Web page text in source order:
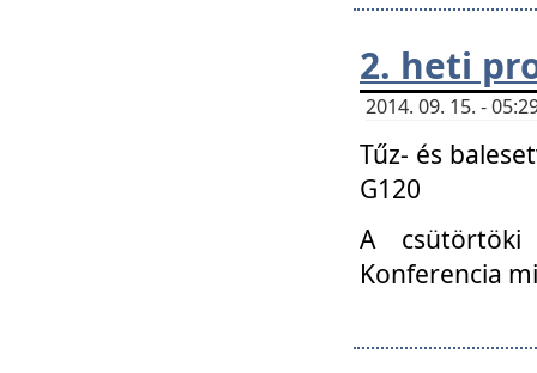
2. heti
2014. 09. 15. -
Tűz- és
G120
A csütörtöki
Konferencia